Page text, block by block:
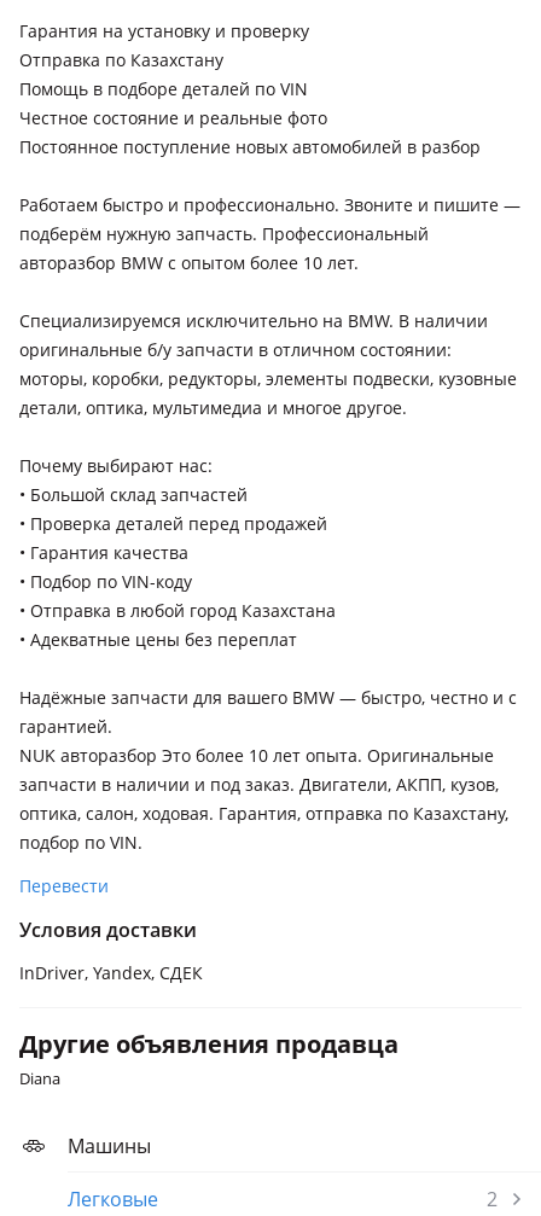
Гарантия на установку и проверку
Отправка по Казахстану
Помощь в подборе деталей по VIN
Честное состояние и реальные фото
Постоянное поступление новых автомобилей в разбор
Работаем быстро и профессионально. Звоните и пишите —
подберём нужную запчасть. Профессиональный
авторазбор BMW с опытом более 10 лет.
Специализируемся исключительно на BMW. В наличии
оригинальные б/у запчасти в отличном состоянии:
моторы, коробки, редукторы, элементы подвески, кузовные
детали, оптика, мультимедиа и многое другое.
Почему выбирают нас:
• Большой склад запчастей
• Проверка деталей перед продажей
• Гарантия качества
• Подбор по VIN-коду
• Отправка в любой город Казахстана
• Адекватные цены без переплат
Надёжные запчасти для вашего BMW — быстро, честно и с
гарантией.
NUK авторазбор Это более 10 лет опыта. Оригинальные
запчасти в наличии и под заказ. Двигатели, АКПП, кузов,
оптика, салон, ходовая. Гарантия, отправка по Казахстану,
подбор по VIN.
Перевести
Условия доставки
InDriver, Yandex, СДЕК
Другие объявления продавца
Diana
Машины
Легковые
2